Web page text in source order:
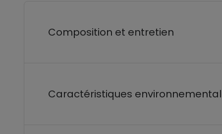
Composition et entretien
Caractéristiques